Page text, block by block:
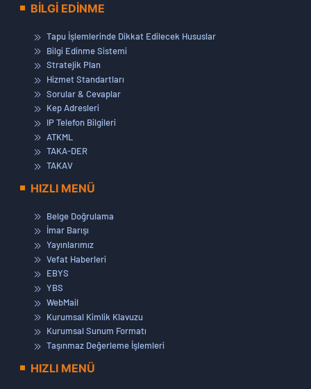
BİLGİ EDİNME
Tapu İşlemlerinde Dikkat Edilecek Hususlar
Bilgi Edinme Sistemi
Stratejik Plan
Hizmet Standartları
Sorular & Cevaplar
Kep Adresleri
IP Telefon Bilgileri
ATKML
TAKA-DER
TAKAV
HIZLI MENÜ
Belge Doğrulama
İmar Barışı
Yayınlarımız
Vefat Haberleri
EBYS
YBS
WebMail
Kurumsal Kimlik Klavuzu
Kurumsal Sunum Formatı
Taşınmaz Değerleme İşlemleri
HIZLI MENÜ